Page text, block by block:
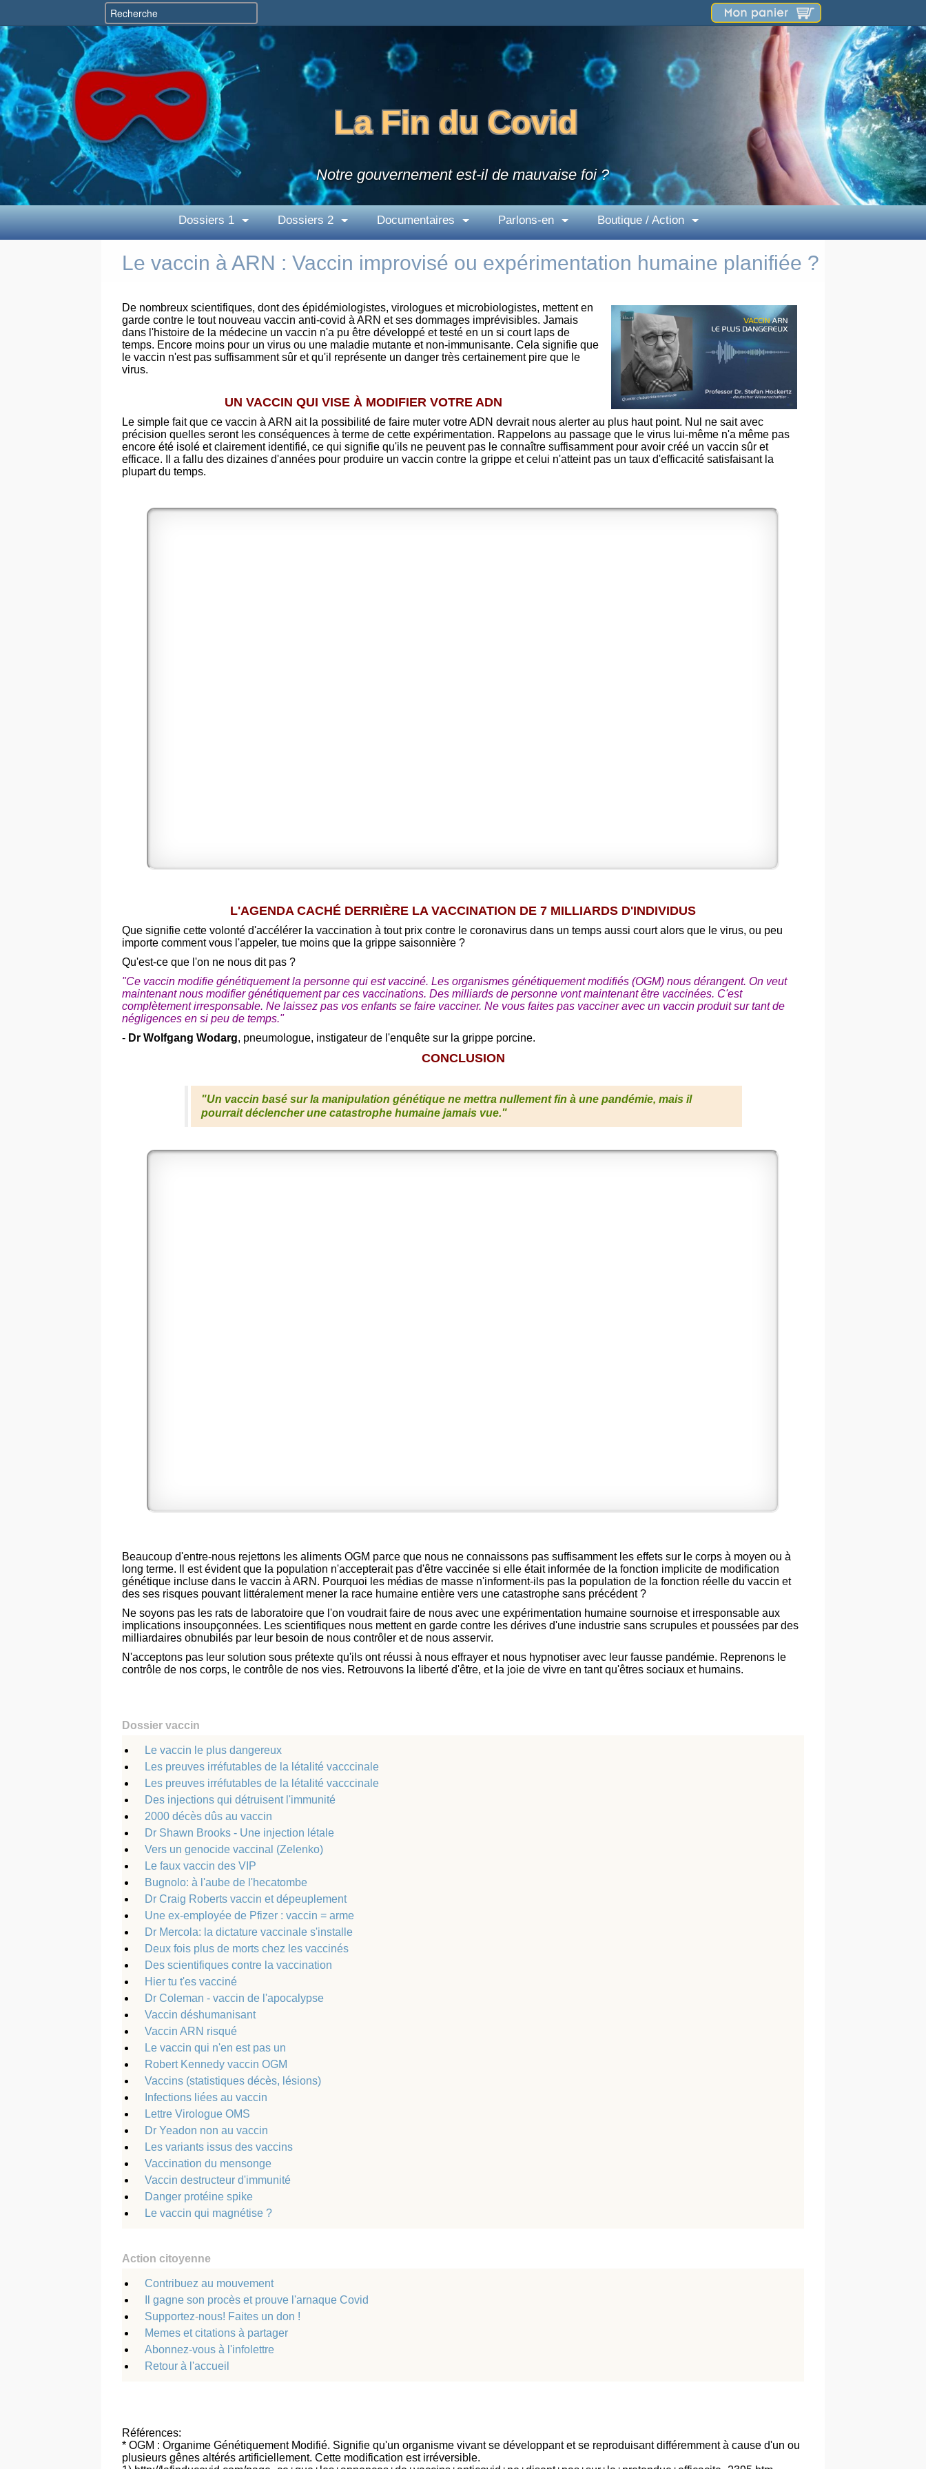
La Fin du Covid
Notre gouvernement est-il de mauvaise foi ?
Dossiers 1 Dossiers 2 Documentaires Parlons-en Boutique / Action
Le vaccin à ARN : Vaccin improvisé ou expérimentation humaine planifiée ?
De nombreux scientifiques, dont des épidémiologistes, virologues et microbiologistes, mettent en
garde contre le tout nouveau vaccin anti-covid à ARN et ses dommages imprévisibles. Jamais
dans l'histoire de la médecine un vaccin n'a pu être développé et testé en un si court laps de
temps. Encore moins pour un virus ou une maladie mutante et non-immunisante. Cela signifie que
le vaccin n'est pas suffisamment sûr et qu'il représente un danger très certainement pire que le
virus.
UN VACCIN QUI VISE À MODIFIER VOTRE ADN
Le simple fait que ce vaccin à ARN ait la possibilité de faire muter votre ADN devrait nous alerter au plus haut point. Nul ne sait avec
précision quelles seront les conséquences à terme de cette expérimentation. Rappelons au passage que le virus lui-même n'a même pas
encore été isolé et clairement identifié, ce qui signifie qu'ils ne peuvent pas le connaître suffisamment pour avoir créé un vaccin sûr et
efficace. Il a fallu des dizaines d'années pour produire un vaccin contre la grippe et celui n'atteint pas un taux d'efficacité satisfaisant la
plupart du temps.
L'AGENDA CACHÉ DERRIÈRE LA VACCINATION DE 7 MILLIARDS D'INDIVIDUS
Que signifie cette volonté d'accélérer la vaccination à tout prix contre le coronavirus dans un temps aussi court alors que le virus, ou peu
importe comment vous l'appeler, tue moins que la grippe saisonnière ?
Qu'est-ce que l'on ne nous dit pas ?
"Ce vaccin modifie génétiquement la personne qui est vacciné. Les organismes génétiquement modifiés (OGM) nous dérangent. On veut
maintenant nous modifier génétiquement par ces vaccinations. Des milliards de personne vont maintenant être vaccinées. C'est
complètement irresponsable. Ne laissez pas vos enfants se faire vacciner. Ne vous faites pas vacciner avec un vaccin produit sur tant de
négligences en si peu de temps."
- Dr Wolfgang Wodarg, pneumologue, instigateur de l'enquête sur la grippe porcine.
CONCLUSION
"Un vaccin basé sur la manipulation génétique ne mettra nullement fin à une pandémie, mais il
pourrait déclencher une catastrophe humaine jamais vue."
Beaucoup d'entre-nous rejettons les aliments OGM parce que nous ne connaissons pas suffisamment les effets sur le corps à moyen ou à
long terme. Il est évident que la population n'accepterait pas d'être vaccinée si elle était informée de la fonction implicite de modification
génétique incluse dans le vaccin à ARN. Pourquoi les médias de masse n'informent-ils pas la population de la fonction réelle du vaccin et
des ses risques pouvant littéralement mener la race humaine entière vers une catastrophe sans précédent ?
Ne soyons pas les rats de laboratoire que l'on voudrait faire de nous avec une expérimentation humaine sournoise et irresponsable aux
implications insoupçonnées. Les scientifiques nous mettent en garde contre les dérives d'une industrie sans scrupules et poussées par des
milliardaires obnubilés par leur besoin de nous contrôler et de nous asservir.
N'acceptons pas leur solution sous prétexte qu'ils ont réussi à nous effrayer et nous hypnotiser avec leur fausse pandémie. Reprenons le
contrôle de nos corps, le contrôle de nos vies. Retrouvons la liberté d'être, et la joie de vivre en tant qu'êtres sociaux et humains.
Dossier vaccin
Le vaccin le plus dangereux
Les preuves irréfutables de la létalité vacccinale
Les preuves irréfutables de la létalité vacccinale
Des injections qui détruisent l'immunité
2000 décès dûs au vaccin
Dr Shawn Brooks - Une injection létale
Vers un genocide vaccinal (Zelenko)
Le faux vaccin des VIP
Bugnolo: à l'aube de l'hecatombe
Dr Craig Roberts vaccin et dépeuplement
Une ex-employée de Pfizer : vaccin = arme
Dr Mercola: la dictature vaccinale s'installe
Deux fois plus de morts chez les vaccinés
Des scientifiques contre la vaccination
Hier tu t'es vacciné
Dr Coleman - vaccin de l'apocalypse
Vaccin déshumanisant
Vaccin ARN risqué
Le vaccin qui n'en est pas un
Robert Kennedy vaccin OGM
Vaccins (statistiques décès, lésions)
Infections liées au vaccin
Lettre Virologue OMS
Dr Yeadon non au vaccin
Les variants issus des vaccins
Vaccination du mensonge
Vaccin destructeur d'immunité
Danger protéine spike
Le vaccin qui magnétise ?
Action citoyenne
Contribuez au mouvement
Il gagne son procès et prouve l'arnaque Covid
Supportez-nous! Faites un don !
Memes et citations à partager
Abonnez-vous à l'infolettre
Retour à l'accueil
Références:
* OGM : Organime Génétiquement Modifié. Signifie qu'un organisme vivant se développant et se reproduisant différemment à cause d'un ou
plusieurs gênes altérés artificiellement. Cette modification est irréversible.